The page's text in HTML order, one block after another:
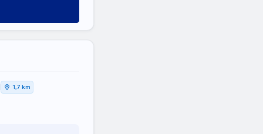
1,7 km